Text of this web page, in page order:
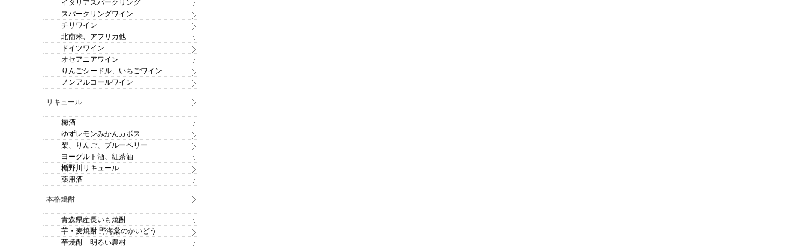
イタリアスパークリング
スパークリングワイン
チリワイン
北南米、アフリカ他
ドイツワイン
オセアニアワイン
りんごシードル、いちごワイン
ノンアルコールワイン
リキュール
梅酒
ゆずレモンみかんカボス
梨、りんご、ブルーベリー
ヨーグルト酒、紅茶酒
楯野川リキュール
薬用酒
本格焼酎
青森県産長いも焼酎
芋・麦焼酎 野海棠のかいどう
芋焼酎 明るい農村